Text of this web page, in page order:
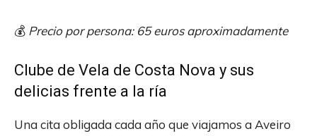
💰 Precio por persona: 65 euros aproximadamente
Clube de Vela de Costa Nova y sus
delicias frente a la ría
Una cita obligada cada año que viajamos a Aveiro